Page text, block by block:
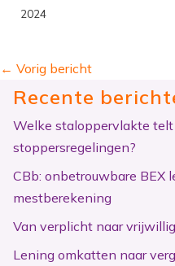
2024
← Vorig bericht
Recente
Welke staloppervlakte telt
stoppersregelingen?
CBb: onbetrouwbare BEX
mestberekening
Van verplicht naar
Lening omkatten naar